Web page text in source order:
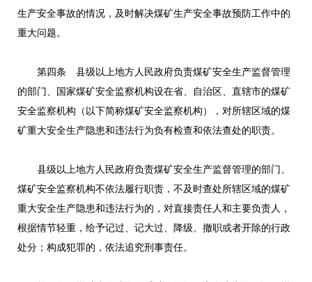
生产安全事故的情况，及时解决煤矿生产安全事故预防工作中的
重大问题。
第四条 县级以上地方人民政府负责煤矿安全生产监督管理
的部门、国家煤矿安全监察机构设在省、自治区、直辖市的煤矿
安全监察机构（以下简称煤矿安全监察机构），对所辖区域的煤
矿重大安全生产隐患和违法行为负有检查和依法查处的职责。
县级以上地方人民政府负责煤矿安全生产监督管理的部门、
煤矿安全监察机构不依法履行职责，不及时查处所辖区域的煤矿
重大安全生产隐患和违法行为的，对直接责任人和主要负责人，
根据情节轻重，给予记过、记大过、降级、撤职或者开除的行政
处分；构成犯罪的，依法追究刑事责任。